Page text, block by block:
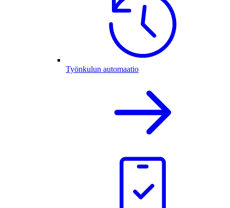
Työnkulun automaatio